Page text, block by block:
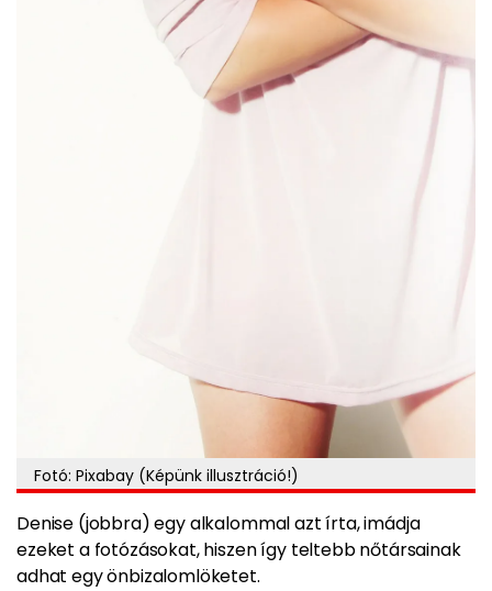
Fotó: Pixabay (Képünk illusztráció!)
Denise (jobbra) egy alkalommal azt írta, imádja
ezeket a fotózásokat, hiszen így teltebb nőtársainak
adhat egy önbizalomlöketet.